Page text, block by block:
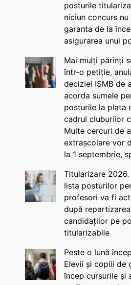
posturile
niciun concurs
garanta de la
asigurarea unui
Mai mulți părinți
într-o petiție,
deciziei ISMB de
acorda sumele
posturile la plata
cadrul cluburilor
Multe cercuri de
extrașcolare vor
la 1 septembrie,
Titularizare 2026.
lista posturilor
profesori va fi
după repartizarea
candidaților pe
titularizabile
Peste o lună
Elevii și copiii de
încep cursurile și